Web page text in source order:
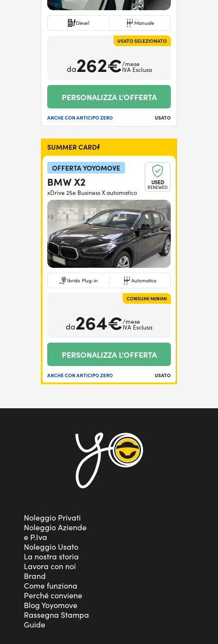
Diesel Manuale
USATO SELEZIONATO
da262€/mese
IVA Esclusa
PERSONALIZZA L’OFFERTA
ANCHE CON ANTICIPO ZERO USATO
SUMMER CARD
OFFERTA YOYOMOVE
USED
RENEWED
BMW X2
xDrive 25e Business X automatico
Ibrido Plug-in Automatico
CONSUMI MINIMI
da264€/mese
IVA Esclusa
PERSONALIZZA L’OFFERTA
ANCHE CON ANTICIPO ZERO USATO
Noleggio Privati
Noleggio Aziende
e P.Iva
Noleggio Usato
La nostra storia
Lavora con noi
Brand
Come funziona
Perché conviene
Blog Yoyomove
Rassegna Stampa
Guide